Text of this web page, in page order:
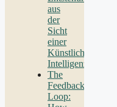
aus
der
Sicht
einer
Künstlichen
Intelligenz
The
Feedback
Loop: